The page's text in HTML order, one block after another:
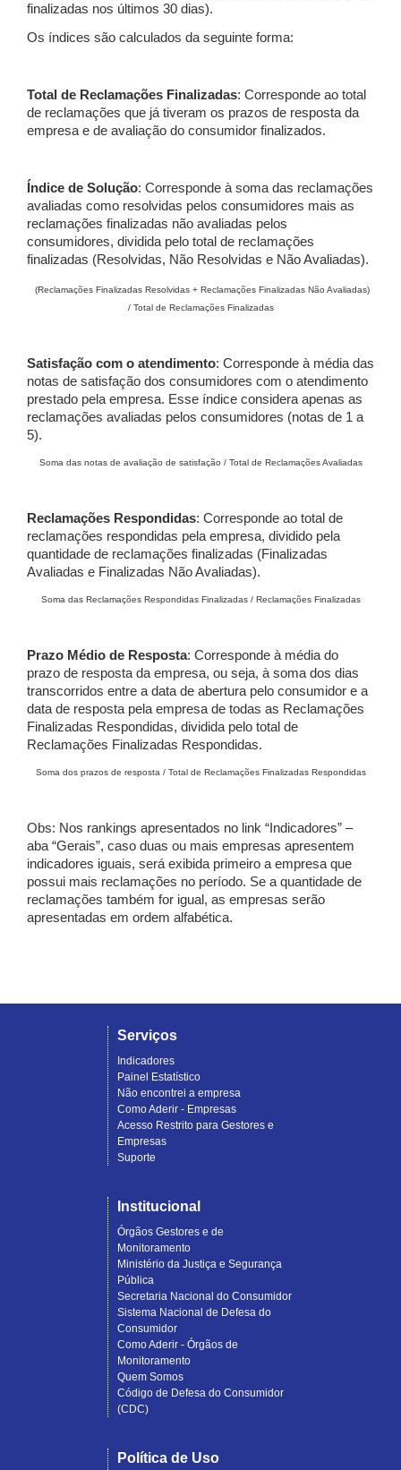
finalizadas nos últimos 30 dias).
Os índices são calculados da seguinte forma:
Total de Reclamações Finalizadas: Corresponde ao total
de reclamações que já tiveram os prazos de resposta da
empresa e de avaliação do consumidor finalizados.
Índice de Solução: Corresponde à soma das reclamações
avaliadas como resolvidas pelos consumidores mais as
reclamações finalizadas não avaliadas pelos
consumidores, dividida pelo total de reclamações
finalizadas (Resolvidas, Não Resolvidas e Não Avaliadas).
(Reclamações Finalizadas Resolvidas + Reclamações Finalizadas Não Avaliadas)
/ Total de Reclamações Finalizadas
Satisfação com o atendimento: Corresponde à média das
notas de satisfação dos consumidores com o atendimento
prestado pela empresa. Esse índice considera apenas as
reclamações avaliadas pelos consumidores (notas de 1 a
5).
Soma das notas de avaliação de satisfação / Total de Reclamações Avaliadas
Reclamações Respondidas: Corresponde ao total de
reclamações respondidas pela empresa, dividido pela
quantidade de reclamações finalizadas (Finalizadas
Avaliadas e Finalizadas Não Avaliadas).
Soma das Reclamações Respondidas Finalizadas / Reclamações Finalizadas
Prazo Médio de Resposta: Corresponde à média do
prazo de resposta da empresa, ou seja, à soma dos dias
transcorridos entre a data de abertura pelo consumidor e a
data de resposta pela empresa de todas as Reclamações
Finalizadas Respondidas, dividida pelo total de
Reclamações Finalizadas Respondidas.
Soma dos prazos de resposta / Total de Reclamações Finalizadas Respondidas
Obs: Nos rankings apresentados no link “Indicadores” –
aba “Gerais”, caso duas ou mais empresas apresentem
indicadores iguais, será exibida primeiro a empresa que
possui mais reclamações no período. Se a quantidade de
reclamações também for igual, as empresas serão
apresentadas em ordem alfabética.
Serviços
Indicadores
Painel Estatístico
Não encontrei a empresa
Como Aderir - Empresas
Acesso Restrito para Gestores e
Empresas
Suporte
Institucional
Órgãos Gestores e de
Monitoramento
Ministério da Justiça e Segurança
Pública
Secretaria Nacional do Consumidor
Sistema Nacional de Defesa do
Consumidor
Como Aderir - Órgãos de
Monitoramento
Quem Somos
Código de Defesa do Consumidor
(CDC)
Política de Uso